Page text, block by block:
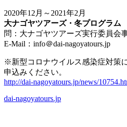
2020年12 月～2021年2 月
大ナゴヤツアーズ・冬プログラム
問：大ナゴヤツアーズ実行委員会
E-Mail ： info＠dai-nagoyatours.jp
※新型コロナウイルス感染症対策
申込みください。
http://dai-nagoyatours.jp/news/
dai-nagoyatours.jp